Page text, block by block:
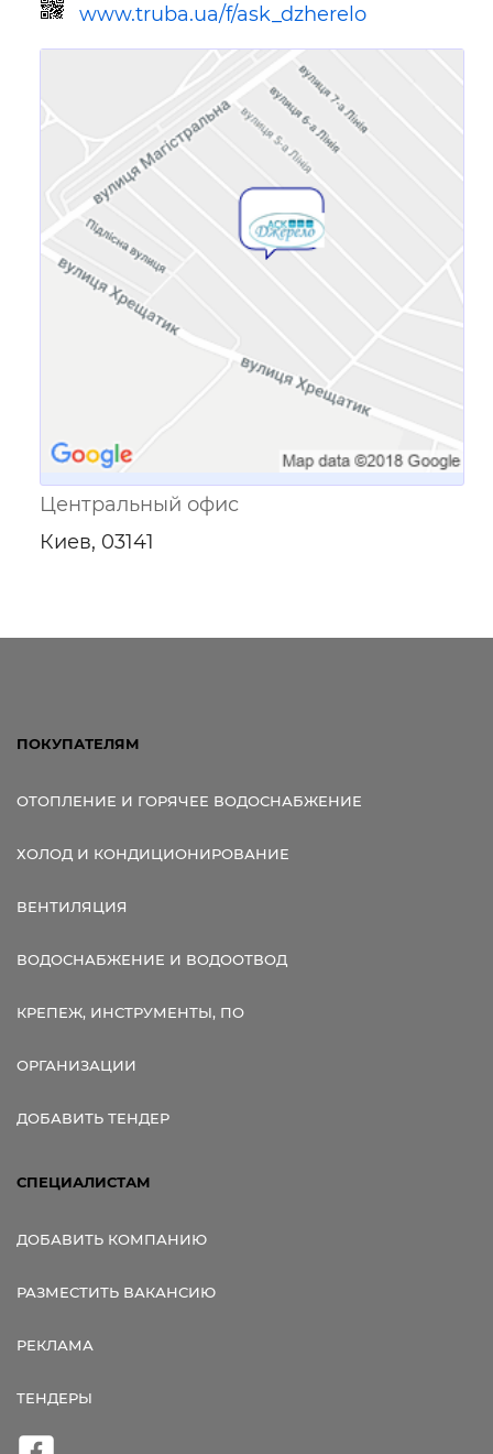
www.truba.ua/f/ask_dzherelo
Ссылка для мобильных устройств
Центральный офис
Киев, 03141
ПОКУПАТЕЛЯМ
ОТОПЛЕНИЕ И ГОРЯЧЕЕ ВОДОСНАБЖЕНИЕ
ХОЛОД И КОНДИЦИОНИРОВАНИЕ
ВЕНТИЛЯЦИЯ
ВОДОСНАБЖЕНИЕ И ВОДООТВОД
КРЕПЕЖ, ИНСТРУМЕНТЫ, ПО
ОРГАНИЗАЦИИ
ДОБАВИТЬ ТЕНДЕР
СПЕЦИАЛИСТАМ
ДОБАВИТЬ КОМПАНИЮ
РАЗМЕСТИТЬ ВАКАНСИЮ
РЕКЛАМА
ТЕНДЕРЫ